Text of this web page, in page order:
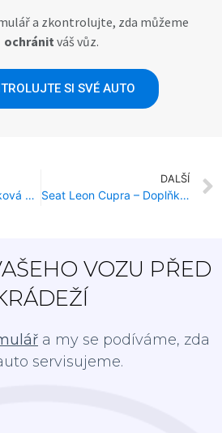
a zkontrolujte, zda můžeme
ochránit váš vůz.
SI SVÉ AUTO
Opel Vivaro – Doplňková ochrana proti krádeži
DALŠÍ
Seat Leon Cupra – Doplňková ochrana proti krádeži
VOZU PŘED
a my se podíváme, zda
servisujeme.